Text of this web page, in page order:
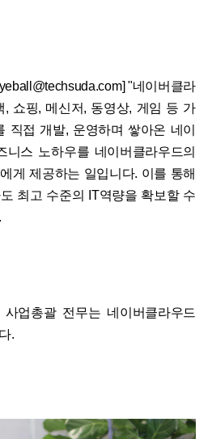
"네이버클라
, 쇼핑, 메신저, 동영상, 게임 등 가
직접 개발, 운영하며 쌓아온 네이
니스 노하우를 네이버클라우드의
게 제공하는 일입니다. 이를 통해
최고 수준의 IT역량을 확보할 수
업총괄 전무는 네이버클라우드
.